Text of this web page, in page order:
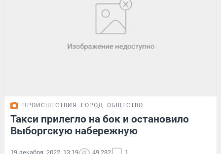
ПРОИСШЕСТВИЯ ГОРОД ОБЩЕСТВО
Такси прилегло на бок и остановило
Выборгскую набережную
19 декабря, 2022, 13:19 49 282 1